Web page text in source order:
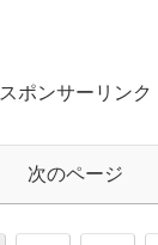
スポンサーリンク
次のページ